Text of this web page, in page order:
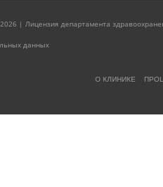
| Лицензия департамента
данных
О КЛИНИКЕ